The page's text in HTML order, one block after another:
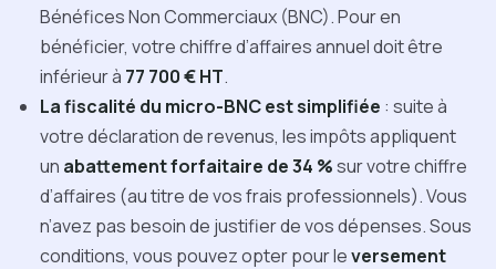
Bénéfices Non Commerciaux (BNC). Pour en
bénéficier, votre chiffre d’affaires annuel doit être
inférieur à 77 700 € HT.
La fiscalité du micro-BNC est simplifiée : suite à
votre déclaration de revenus, les impôts appliquent
un abattement forfaitaire de 34 %sur votre chiffre
d’affaires (au titre de vos frais professionnels). Vous
n’avez pas besoin de justifier de vos dépenses. Sous
conditions, vous pouvez opter pour leversement